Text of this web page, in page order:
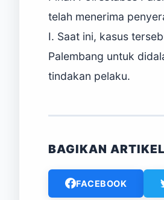
telah menerima
I. Saat ini, kasus
Palembang untuk
tindakan pelaku.
BAGIKAN ARTIKEL
FACEBOOK